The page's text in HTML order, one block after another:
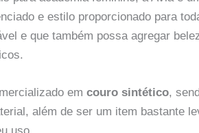
e estilo proporcionado para
e que também possa agregar
em couro sintético,
além de ser um item bastante